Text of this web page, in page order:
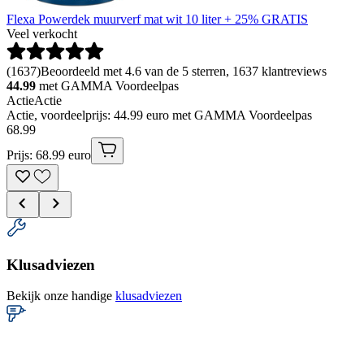
Flexa Powerdek muurverf mat wit 10 liter + 25% GRATIS
Veel verkocht
(1637)Beoordeeld met 4.6 van de 5 sterren, 1637 klantreviews
44.99 met GAMMA Voordeelpas
ActieActie
Actie, voordeelprijs: 44.99 euro met GAMMA Voordeelpas
68.99
Prijs: 68.99 euro
Klusadviezen
Bekijk onze handige klusadviezen